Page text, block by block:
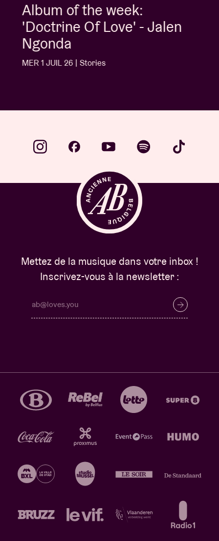
Album of the week:
'Doctrine Of Love' - Jalen
Ngonda
MER 1 JUIL 26 | Stories
Mettez de la musique dans votre inbox !
Inscrivez-vous à la newsletter :